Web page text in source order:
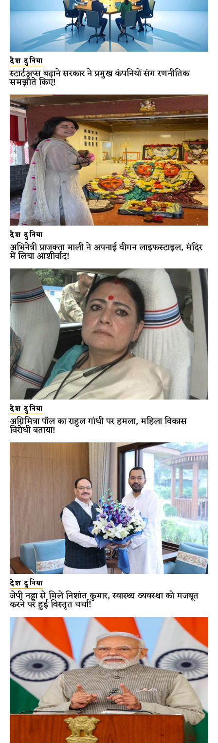
देश दुनिया
स्टार्टअप्स बढ़ाने सरकार ने प्रमुख कंपनियों संग रणनीतिक
समझौते किए!
देश दुनिया
अभिनेत्री प्राजक्ता माली ने अपनाई वीगन लाइफस्टाइल, मंदिर
में लिया आशीर्वाद!
देश दुनिया
अग्निमित्रा पॉल का राहुल गांधी पर हमला, महिला विकास
विरोधी बताया!
देश दुनिया
जेपी नड्डा से मिले निशांत कुमार, स्वास्थ्य व्यवस्था को मजबूत
करने पर हुई विस्तृत चर्चा!